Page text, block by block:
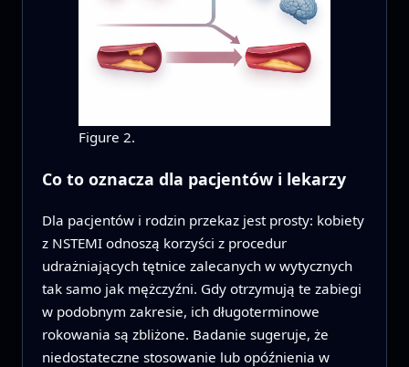
Figure 2.
Co to oznacza dla pacjentów i lekarzy
Dla pacjentów i rodzin przekaz jest prosty: kobiety
z NSTEMI odnoszą korzyści z procedur
udrażniających tętnice zalecanych w wytycznych
tak samo jak mężczyźni. Gdy otrzymują te zabiegi
w podobnym zakresie, ich długoterminowe
rokowania są zbliżone. Badanie sugeruje, że
niedostateczne stosowanie lub opóźnienia w